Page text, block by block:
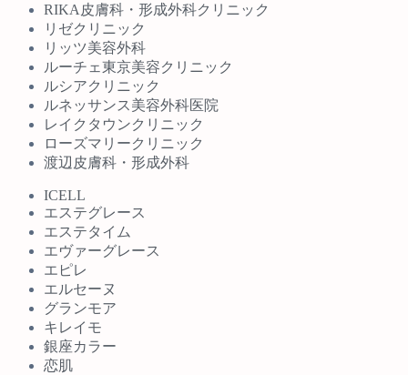
RIKA皮膚科・形成外科クリニック
リゼクリニック
リッツ美容外科
ルーチェ東京美容クリニック
ルシアクリニック
ルネッサンス美容外科医院
レイクタウンクリニック
ローズマリークリニック
渡辺皮膚科・形成外科
ICELL
エステグレース
エステタイム
エヴァーグレース
エピレ
エルセーヌ
グランモア
キレイモ
銀座カラー
恋肌